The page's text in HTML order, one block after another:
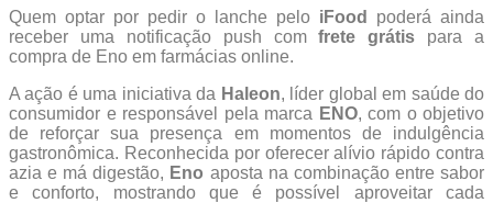
Quem optar por pedir o lanche pelo iFood
poderá ainda
receber uma notificação push comfrete grátis para a
compra de Eno em farmácias online.
A ação é uma iniciativa da Haleon, líder global em saúde do
consumidor e responsável pela marca ENO, com o objetivo
de reforçar sua presença em momentos de indulgência
gastronômica. Reconhecida por oferecer alívio rápido contra
azia e má digestão, Eno aposta na combinação entre sabor
e conforto, mostrando que é possível aproveitar cada